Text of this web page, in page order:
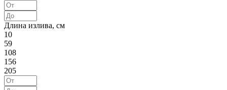
Длина излива, см
10
59
108
156
205